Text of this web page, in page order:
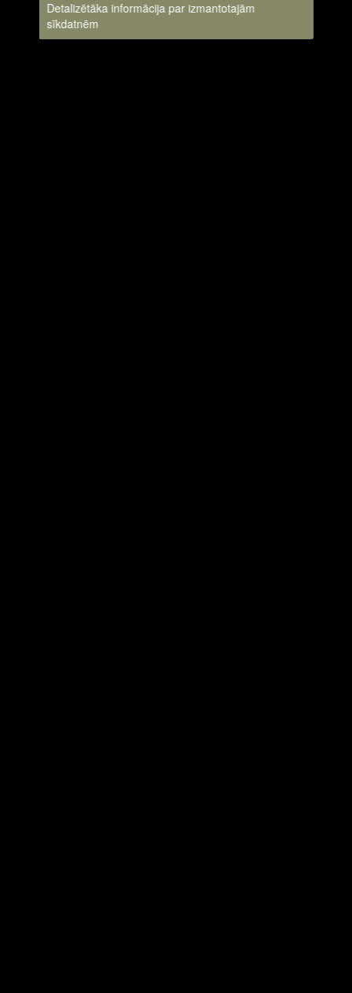
Detalizētāka informācija par izmantotajām
sīkdatnēm